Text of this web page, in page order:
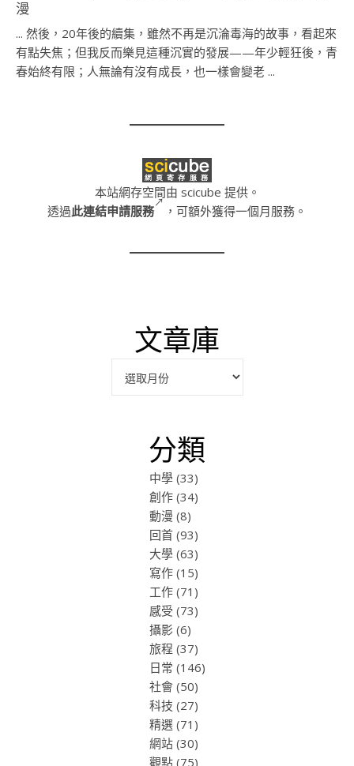
漫
... 然後，20年後的續集，雖然不再是沉淪毒海的故事，看起來
有點失焦；但我反而樂見這種沉實的發展——年少輕狂後，青
春始終有限；人無論有沒有成長，也一樣會變老 ...
本站網存空間由 scicube 提供。
透過此連結申請服務 ，可額外獲得一個月服務。
文章庫
分類
中學(33)
創作(34)
動漫 (8)
回首(93)
大學(63)
寫作(15)
工作(71)
感受 (73)
攝影 (6)
旅程 (37)
日常 (146)
社會(50)
科技 (27)
精選(71)
網站(30)
觀點(75)